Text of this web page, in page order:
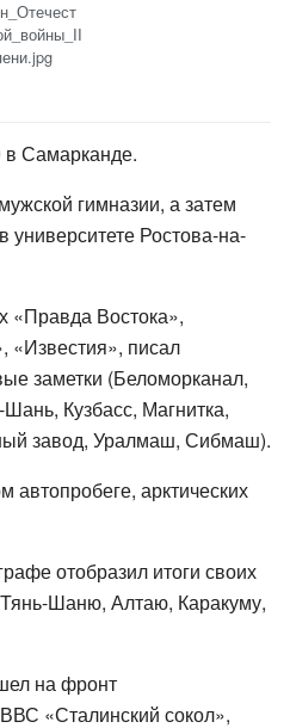
в Самарканде.
гимназии, а затем
Ростова-на-
«Правда Востока»,
«Известия», писал
заметки (Беломорканал,
Кузбасс, Магнитка,
завод, Уралмаш, Сибмаш).
автопробеге, арктических
отобразил итоги своих
Шаню, Алтаю, Каракуму,
на фронт
«Сталинский сокол»,